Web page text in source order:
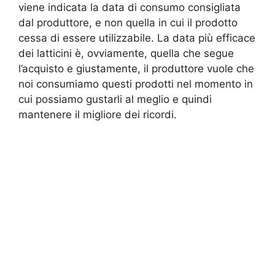
viene indicata la data di consumo consigliata
dal produttore, e non quella in cui il prodotto
cessa di essere utilizzabile. La data più efficace
dei latticini è, ovviamente, quella che segue
l’acquisto e giustamente, il produttore vuole che
noi consumiamo questi prodotti nel momento in
cui possiamo gustarli al meglio e quindi
mantenere il migliore dei ricordi.